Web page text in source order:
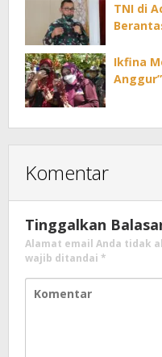
TNI di
Ikfina
Komentar
Tinggalkan
Alamat email Anda tidak
wajib ditandai *